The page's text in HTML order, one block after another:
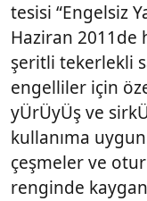
tesisi “Engelsiz
Haziran 2011de
şeritli tekerlekli
engelliler için
yÜrÜyÜş ve
kullanıma
çeşmeler ve
renginde